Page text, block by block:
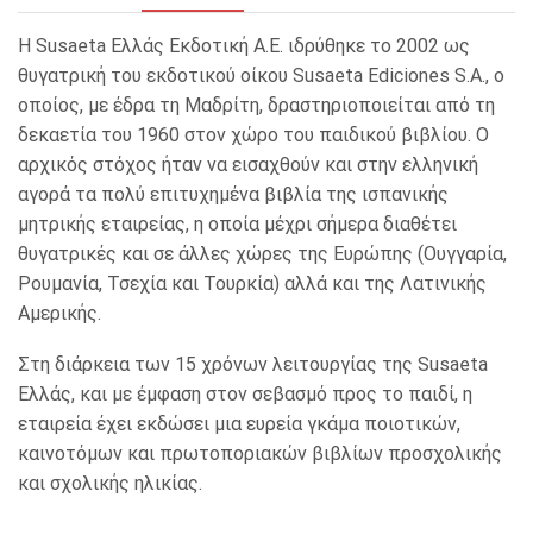
Η Susaeta Ελλάς Εκδοτική Α.Ε. ιδρύθηκε το 2002 ως
θυγατρική του εκδοτικού οίκου Susaeta Ediciones S.A., ο
οποίος, με έδρα τη Μαδρίτη, δραστηριοποιείται από τη
δεκαετία του 1960 στον χώρο του παιδικού βιβλίου. Ο
αρχικός στόχος ήταν να εισαχθούν και στην ελληνική
αγορά τα πολύ επιτυχημένα βιβλία της ισπανικής
μητρικής εταιρείας, η οποία μέχρι σήμερα διαθέτει
θυγατρικές και σε άλλες χώρες της Ευρώπης (Ουγγαρία,
Ρουμανία, Τσεχία και Τουρκία) αλλά και της Λατινικής
Αμερικής.
Στη διάρκεια των 15 χρόνων λειτουργίας της Susaeta
Ελλάς, και με έμφαση στον σεβασμό προς το παιδί, η
εταιρεία έχει εκδώσει μια ευρεία γκάμα ποιοτικών,
καινοτόμων και πρωτοποριακών βιβλίων προσχολικής
και σχολικής ηλικίας.